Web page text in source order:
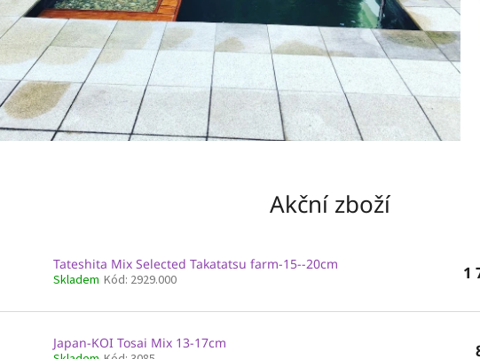
Akční zboží
Tateshita Mix Selected Takatatsu farm-15--20cm
Skladem Kód: 2929.000 1
Japan-KOI Tosai Mix 13-17cm